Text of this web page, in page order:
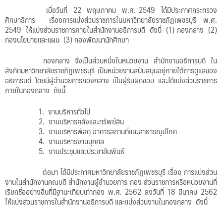
เมื่อวันที่ 22 พฤษภาคม พ.ศ. 2549 ได้มีประกาศกระทรวง
ศึกษาธิการ เรื่องการแบ่งส่วนราชการในมหาวิทยาลัยราชภัฏเพชรบุรี พ.ศ.
2549 ให้แบ่งส่วนราชการภายในสำนักงานอธิการบดี ดังนี้ (1) กองกลาง (2)
กองนโยบายและแผน (3) กองพัฒนานักศึกษา
กองกลาง จึงเป็นส่วนหนึ่งในหน่วยงาน สำนักงานอธิการบดี ใน
สังกัดมหาวิทยาลัยราชภัฏเพชรบุรี เป็นหน่วยงานสนับสนุนอยู่ภายใต้การดูแลของ
อธิการบดี โดยมีผู้อำนวยการกองกลาง เป็นผู้รับผิดชอบ และได้แบ่งส่วนราชการ
ภายในกองกลาง ดังนี้
1. งานบริหารทั่วไป
2. งานบริหารคลังและทรัพย์สิน
3. งานบริหารพัสดุ อาคารสถานที่และสาธารณูปโภค
4. งานบริหารงานบุคคล
5. งานประชุมและประชาสัมพันธ์
ต่อมา ได้มีประกาศมหาวิทยาลัยราชภัฏเพชรบุรี เรื่อง การแบ่งส่วน
งานในสำนักงานคณบดี สำนักงานผู้อำนวยการ กอง ส่วนราชการหรือหน่วยงานที่
เรียกชื่ออย่างอื่นที่มีฐานะเทียบเท่ากอง พ.ศ. 2562 ลงวันที่ 18 มีนาคม 2562
ให้แบ่งส่วนราชการในสำนักงานอธิการบดี และแบ่งส่วนงานในกองกลาง ดังนี้